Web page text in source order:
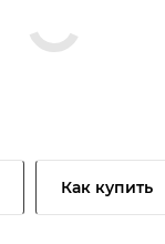
Как купить